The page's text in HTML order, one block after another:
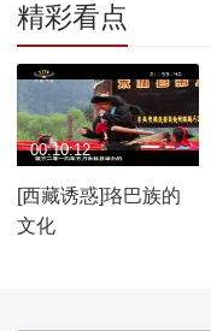
精彩看点
[西藏诱惑]珞巴族的
文化
00:10:12